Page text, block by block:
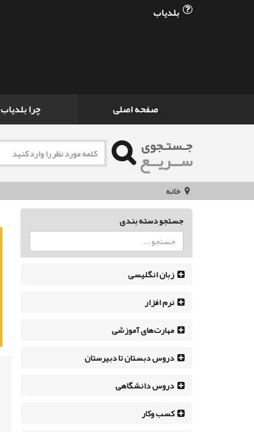
بلدیاب
صفحه اصلی چرا بلدیاب
جـستـجوی
ســریــع
خانه
جستجو دسته بندی
زبان انگلیسی
نرم افزار
مهارت‌های آموزشی
دروس دبستان تا دبیرستان
دروس دانشگاهی
کسب وکار